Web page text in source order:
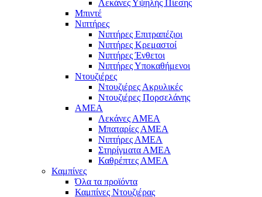
Λεκάνες Υψηλής Πίεσης
Μπιντέ
Νιπτήρες
Νιπτήρες Επιτραπέζιοι
Νιπτήρες Κρεμαστοί
Νιπτήρες Ένθετοι
Νιπτήρες Υποκαθήμενοι
Ντουζιέρες
Ντουζιέρες Ακρυλικές
Ντουζιέρες Πορσελάνης
ΑΜΕΑ
Λεκάνες ΑΜΕΑ
Μπαταρίες ΑΜΕΑ
Νιπτήρες ΑΜΕΑ
Στηρίγματα ΑΜΕΑ
Καθρέπτες ΑΜΕΑ
Καμπίνες
Όλα τα προϊόντα
Καμπίνες Ντουζιέρας